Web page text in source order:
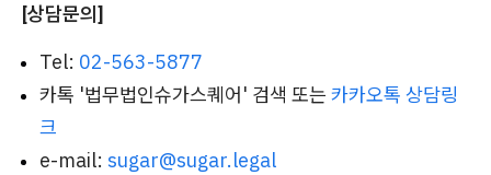
[상담문의]
Tel: 02-563-5877
카톡 '법무법인슈가스퀘어' 검색 또는 카카오톡 상담링
크
e-mail: sugar@sugar.legal